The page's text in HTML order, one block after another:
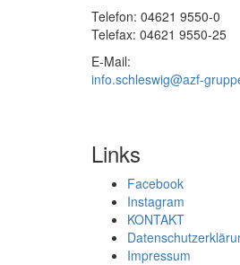
Telefon: 04621 9550-0
Telefax: 04621 9550-25
E-Mail:
info.schleswig@azf-
Links
Facebook
Instagram
KONTAKT
Impressum